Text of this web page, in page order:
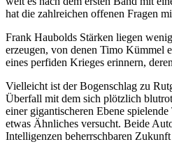
hat die zahlreichen offenen Fragen
Frank Haubolds Stärken liegen
erzeugen, von denen Timo Kümmel
eines perfiden Krieges erinnern,
Vielleicht ist der Bogenschlag zu
Überfall mit dem sich plötzlich
einer gigantischeren Ebene
etwas Ähnliches versucht. Beide
Intelligenzen beherrschbaren